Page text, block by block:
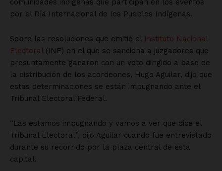
comunidades indígenas que participan en los eventos
por el Día Internacional de los Pueblos Indígenas.
Sobre las resoluciones que emitió elInstituto Nacional
Electoral (INE) en el que se sanciona a juzgadores que
presuntamente ganaron con un voto dirigido a base de
la distribución de los acordeones, Hugo Aguilar, dijo que
estas determinaciones se están impugnando ante el
Tribunal Electoral Federal.
“Las estamos impugnando y vamos a ver que dice el
Tribunal Electoral”, dijo Aguilar cuando fue entrevistado
durante su recorrido por la plaza central de esta
capital.